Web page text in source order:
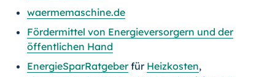
waermemaschine.de
Fördermittel von Energieversorgern und der
öffentlichen Hand
EnergieSparRatgeberfür Heizkosten,